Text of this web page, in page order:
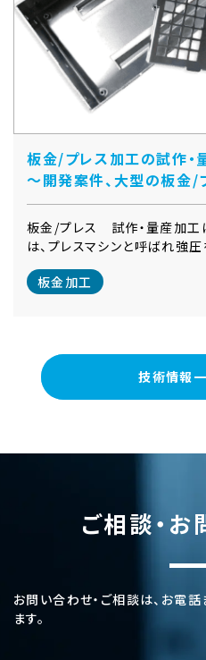
板金/プレス加工の試作・
～開発案件、大型の板金/
板金/プレス 試作・量産加工
は、プレスマシンと呼ばれ強
板金加工
技術情報
ご相談・
お問い合わせ・ご相談は、お電
ます。